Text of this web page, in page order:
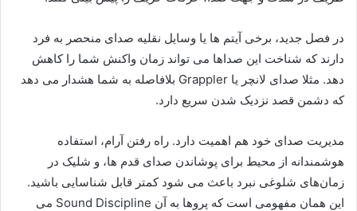
در فصل جدید، برخی آیتم ها یا وسایل نقلیه صدای منحصر به فرد
دارند که شناخت این صداها می تواند زمان واکنش شما را کاهش
دهد. مثلا صدای لانچر یا Grappler بلافاصله به شما هشدار می دهد
که دشمن قصد نزدیک شدن سریع دارد.
مدیریت صدای خود هم اهمیت دارد. راه رفتن آرام، استفاده
هوشمندانه از محیط برای پوشاندن صدای قدم ها، و شلیک در
زمان‌های شلوغی نبرد باعث می شود کمتر قابل شناسایی باشید.
این همان مفهومی است که پروها به آن Sound Discipline می